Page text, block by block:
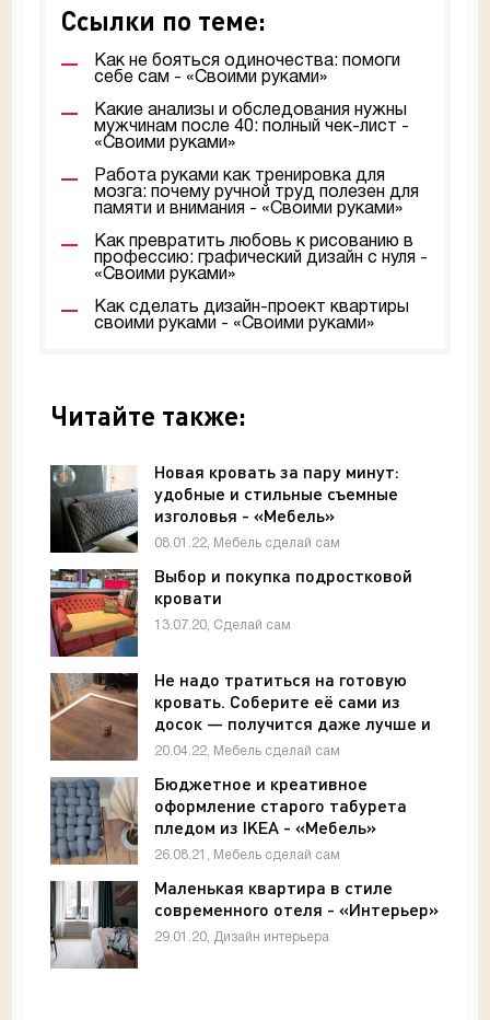
Ссылки по теме:
Как не бояться одиночества: помоги
себе сам - «Своими руками»
Какие анализы и обследования нужны
мужчинам после 40: полный чек-лист -
«Своими руками»
Работа руками как тренировка для
мозга: почему ручной труд полезен для
памяти и внимания - «Своими руками»
Как превратить любовь к рисованию в
профессию: графический дизайн с нуля -
«Своими руками»
Как сделать дизайн-проект квартиры
своими руками - «Своими руками»
Читайте также:
Новая кровать за пару минут:
удобные и стильные съемные
изголовья - «Мебель»
08.01.22, Мебель сделай сам
Выбор и покупка подростковой
кровати
13.07.20, Сделай сам
Не надо тратиться на готовую
кровать. Соберите её сами из
досок — получится даже лучше и
точно дешевле - «Мебель»
20.04.22, Мебель сделай сам
Бюджетное и креативное
оформление старого табурета
пледом из IKEA - «Мебель»
26.08.21, Мебель сделай сам
Маленькая квартира в стиле
современного отеля - «Интерьер»
29.01.20, Дизайн интерьера